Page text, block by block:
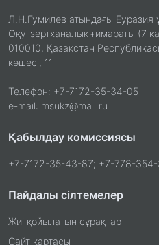
Л.Н.Гумилев атындағы Еуразия
Оқу-зертханалық ғимараты (7
010010, Қазақстан
көшесі, 11
Телефон: +7-7172-35-34-05
e-mail: msukz@mail.ru
Қабылдау комиссиясы
+7-7172-35-43-87; +7-778-
Пайдалы сілтемелер
Жиі қойылатын сұрақтар
Сайт картасы